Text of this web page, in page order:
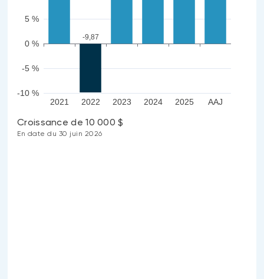
-10 %
-5 %
0 %
5 %
2021 2022 2023 2024 2025 AAJ
-9,87
Croissance de 10 000 $
En date du 30 juin 2026